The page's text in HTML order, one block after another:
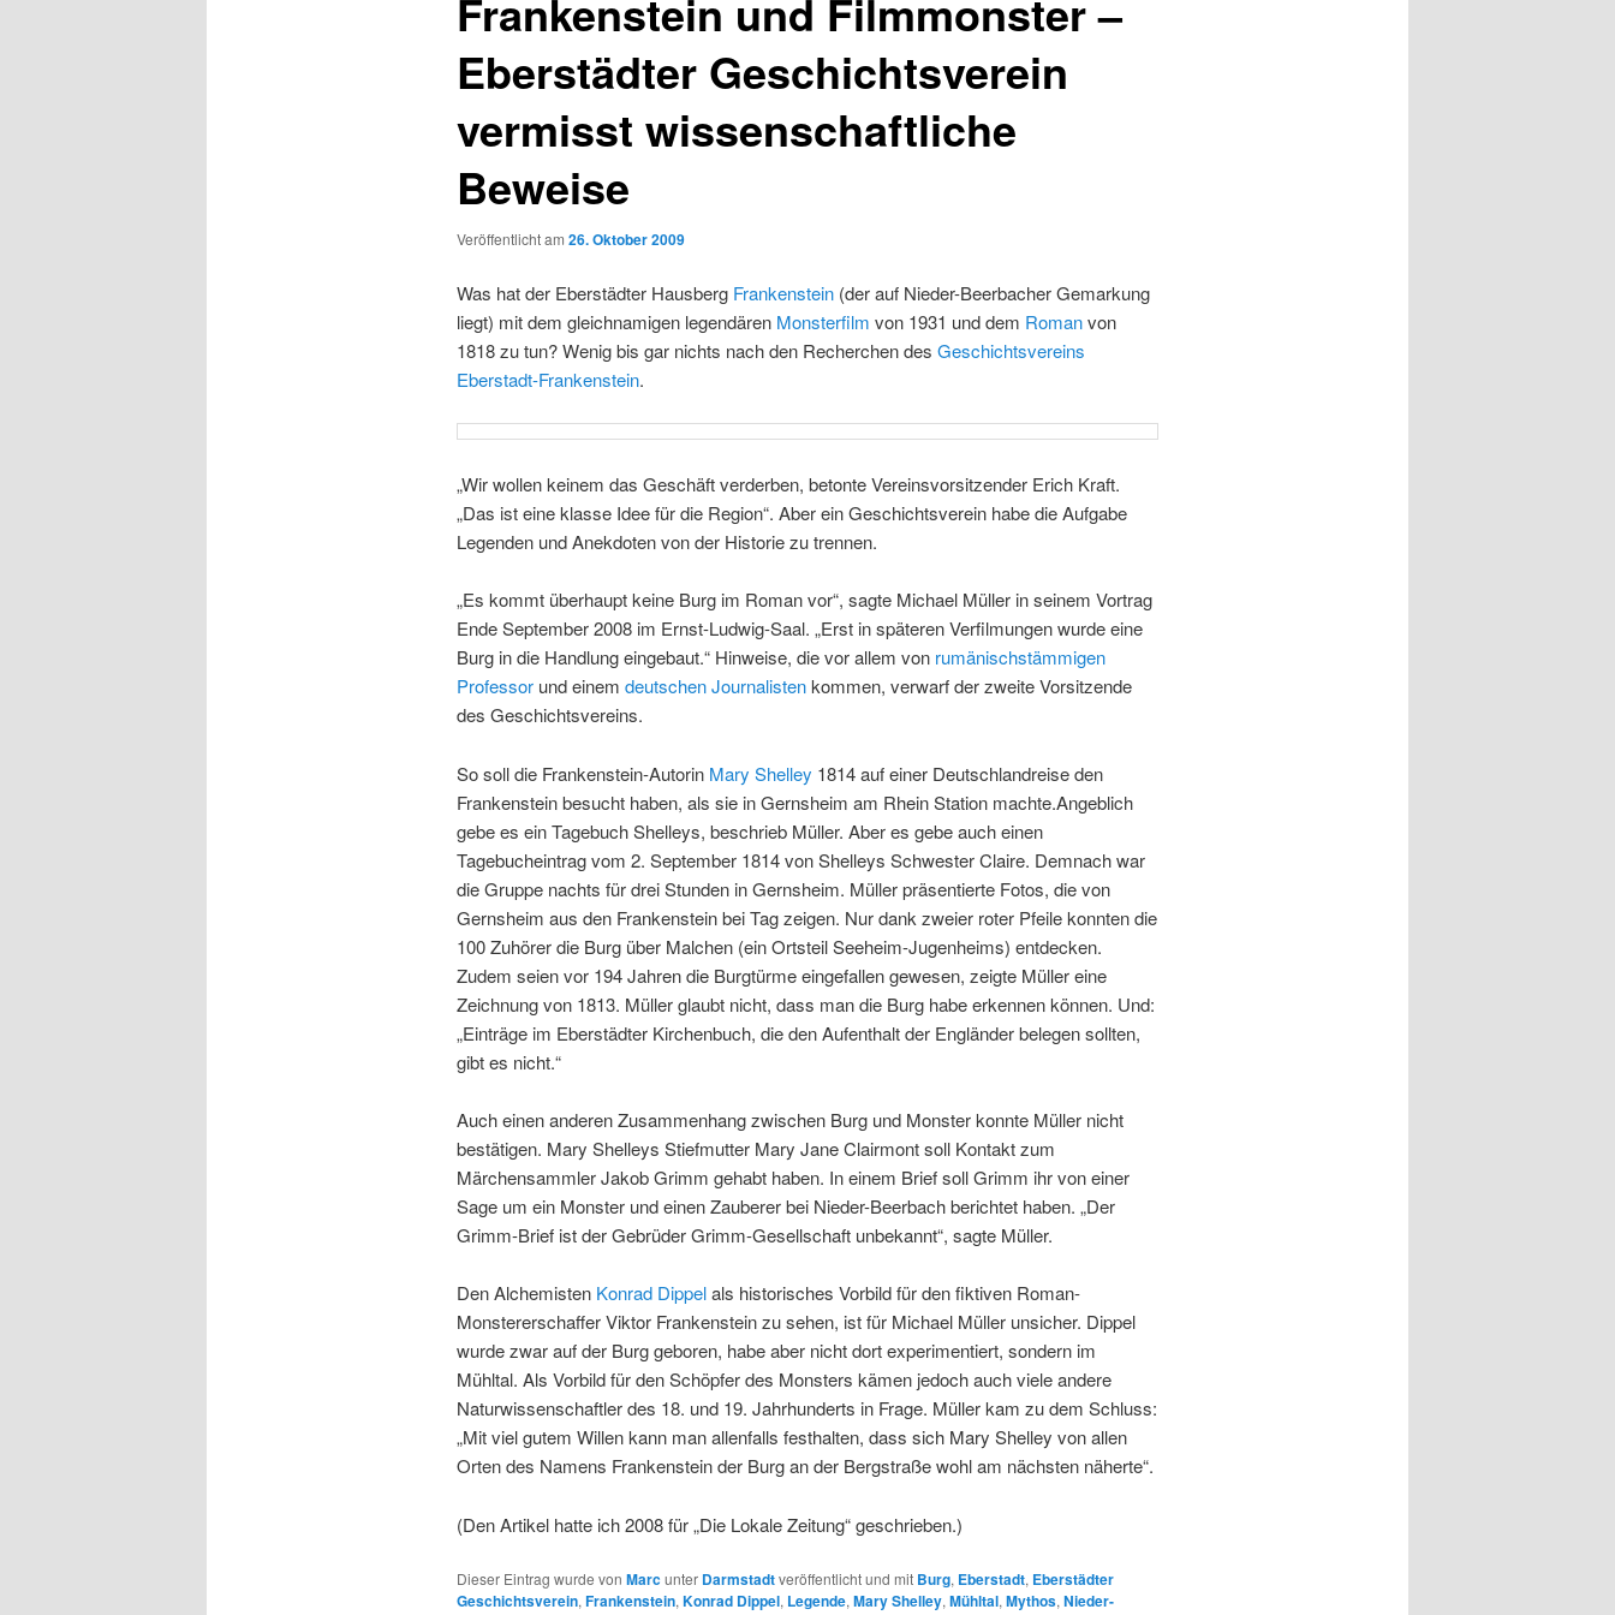
Frankenstein und Filmmonster –
Eberstädter Geschichtsverein
vermisst wissenschaftliche
Beweise
Veröffentlicht am 26. Oktober 2009
Was hat der Eberstädter Hausberg Frankenstein(der auf Nieder-Beerbacher Gemarkung
liegt) mit dem gleichnamigen legendären Monsterfilm von 1931 und dem Romanvon
1818 zu tun? Wenig bis gar nichts nach den Recherchen des Geschichtsvereins
Eberstadt-Frankenstein.
„Wir wollen keinem das Geschäft verderben, betonte Vereinsvorsitzender Erich Kraft.
„Das ist eine klasse Idee für die Region“. Aber ein Geschichtsverein habe die Aufgabe
Legenden und Anekdoten von der Historie zu trennen.
„Es kommt überhaupt keine Burg im Roman vor“, sagte Michael Müller in seinem Vortrag
Ende September 2008 im Ernst-Ludwig-Saal. „Erst in späteren Verfilmungen wurde eine
Burg in die Handlung eingebaut.“ Hinweise, die vor allem von rumänischstämmigen
Professorund einem deutschen Journalistenkommen, verwarf der zweite Vorsitzende
des Geschichtsvereins.
So soll die Frankenstein-Autorin Mary Shelley 1814 auf einer Deutschlandreise den
Frankenstein besucht haben, als sie in Gernsheim am Rhein Station machte.Angeblich
gebe es ein Tagebuch Shelleys, beschrieb Müller. Aber es gebe auch einen
Tagebucheintrag vom 2. September 1814 von Shelleys Schwester Claire. Demnach war
die Gruppe nachts für drei Stunden in Gernsheim. Müller präsentierte Fotos, die von
Gernsheim aus den Frankenstein bei Tag zeigen. Nur dank zweier roter Pfeile konnten die
100 Zuhörer die Burg über Malchen (ein Ortsteil Seeheim-Jugenheims) entdecken.
Zudem seien vor 194 Jahren die Burgtürme eingefallen gewesen, zeigte Müller eine
Zeichnung von 1813. Müller glaubt nicht, dass man die Burg habe erkennen können. Und:
„Einträge im Eberstädter Kirchenbuch, die den Aufenthalt der Engländer belegen sollten,
gibt es nicht.“
Auch einen anderen Zusammenhang zwischen Burg und Monster konnte Müller nicht
bestätigen. Mary Shelleys Stiefmutter Mary Jane Clairmont soll Kontakt zum
Märchensammler Jakob Grimm gehabt haben. In einem Brief soll Grimm ihr von einer
Sage um ein Monster und einen Zauberer bei Nieder-Beerbach berichtet haben. „Der
Grimm-Brief ist der Gebrüder Grimm-Gesellschaft unbekannt“, sagte Müller.
Den Alchemisten Konrad Dippelals historisches Vorbild für den fiktiven Roman-
Monstererschaffer Viktor Frankenstein zu sehen, ist für Michael Müller unsicher. Dippel
wurde zwar auf der Burg geboren, habe aber nicht dort experimentiert, sondern im
Mühltal. Als Vorbild für den Schöpfer des Monsters kämen jedoch auch viele andere
Naturwissenschaftler des 18. und 19. Jahrhunderts in Frage. Müller kam zu dem Schluss:
„Mit viel gutem Willen kann man allenfalls festhalten, dass sich Mary Shelley von allen
Orten des Namens Frankenstein der Burg an der Bergstraße wohl am nächsten näherte“.
(Den Artikel hatte ich 2008 für „Die Lokale Zeitung“ geschrieben.)
Dieser Eintrag wurde von Marcunter Darmstadtveröffentlicht und mit Burg, Eberstadt, Eberstädter
Geschichtsverein, Frankenstein, Konrad Dippel, Legende, Mary Shelley, Mühltal, Mythos, Nieder-